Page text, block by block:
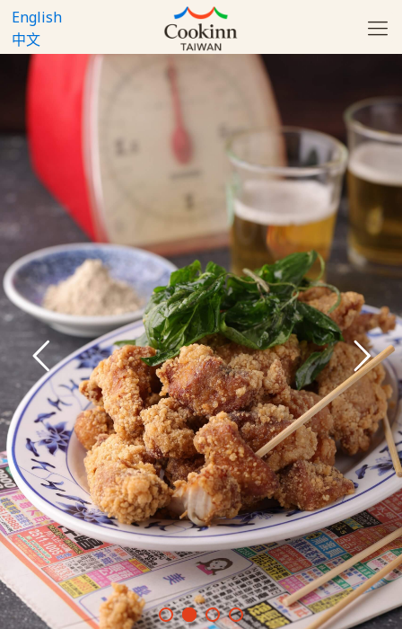
English
中文